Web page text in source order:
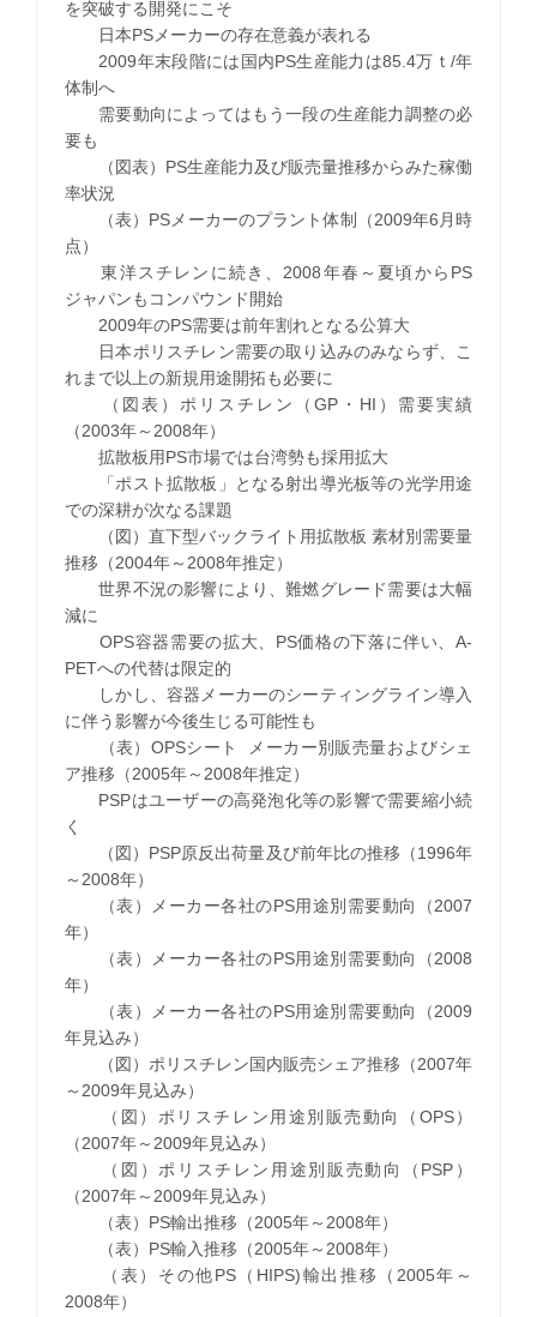
を突破する開発にこそ
日本PSメーカーの存在意義が表れる
2009年末段階には国内PS生産能力は85.4万ｔ/年
体制へ
需要動向によってはもう一段の生産能力調整の必
要も
（図表）PS生産能力及び販売量推移からみた稼働
率状況
（表）PSメーカーのプラント体制（2009年6月時
点）
東洋スチレンに続き、2008年春～夏頃からPS
ジャパンもコンパウンド開始
2009年のPS需要は前年割れとなる公算大
日本ポリスチレン需要の取り込みのみならず、こ
れまで以上の新規用途開拓も必要に
（図表）ポリスチレン（GP・HI）需要実績
（2003年～2008年）
拡散板用PS市場では台湾勢も採用拡大
「ポスト拡散板」となる射出導光板等の光学用途
での深耕が次なる課題
（図）直下型バックライト用拡散板 素材別需要量
推移（2004年～2008年推定）
世界不況の影響により、難燃グレード需要は大幅
減に
OPS容器需要の拡大、PS価格の下落に伴い、A-
PETへの代替は限定的
しかし、容器メーカーのシーティングライン導入
に伴う影響が今後生じる可能性も
（表）OPSシート メーカー別販売量およびシェ
ア推移（2005年～2008年推定）
PSPはユーザーの高発泡化等の影響で需要縮小続
く
（図）PSP原反出荷量及び前年比の推移（1996年
～2008年）
（表）メーカー各社のPS用途別需要動向（2007
年）
（表）メーカー各社のPS用途別需要動向（2008
年）
（表）メーカー各社のPS用途別需要動向（2009
年見込み）
（図）ポリスチレン国内販売シェア推移（2007年
～2009年見込み）
（図）ポリスチレン用途別販売動向（OPS）
（2007年～2009年見込み）
（図）ポリスチレン用途別販売動向（PSP）
（2007年～2009年見込み）
（表）PS輸出推移（2005年～2008年）
（表）PS輸入推移（2005年～2008年）
（表）その他PS（HIPS)輸出推移（2005年～
2008年）